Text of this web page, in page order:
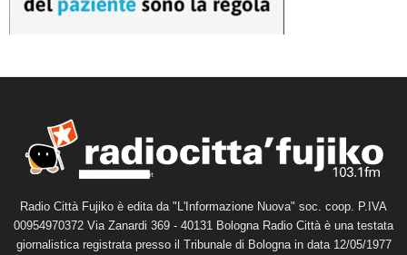
Radio Città Fujiko è edita da "L'Informazione Nuova" soc. coop. P.IVA
00954970372 Via Zanardi 369 - 40131 Bologna Radio Città è una testata
giornalistica registrata presso il Tribunale di Bologna in data 12/05/1977